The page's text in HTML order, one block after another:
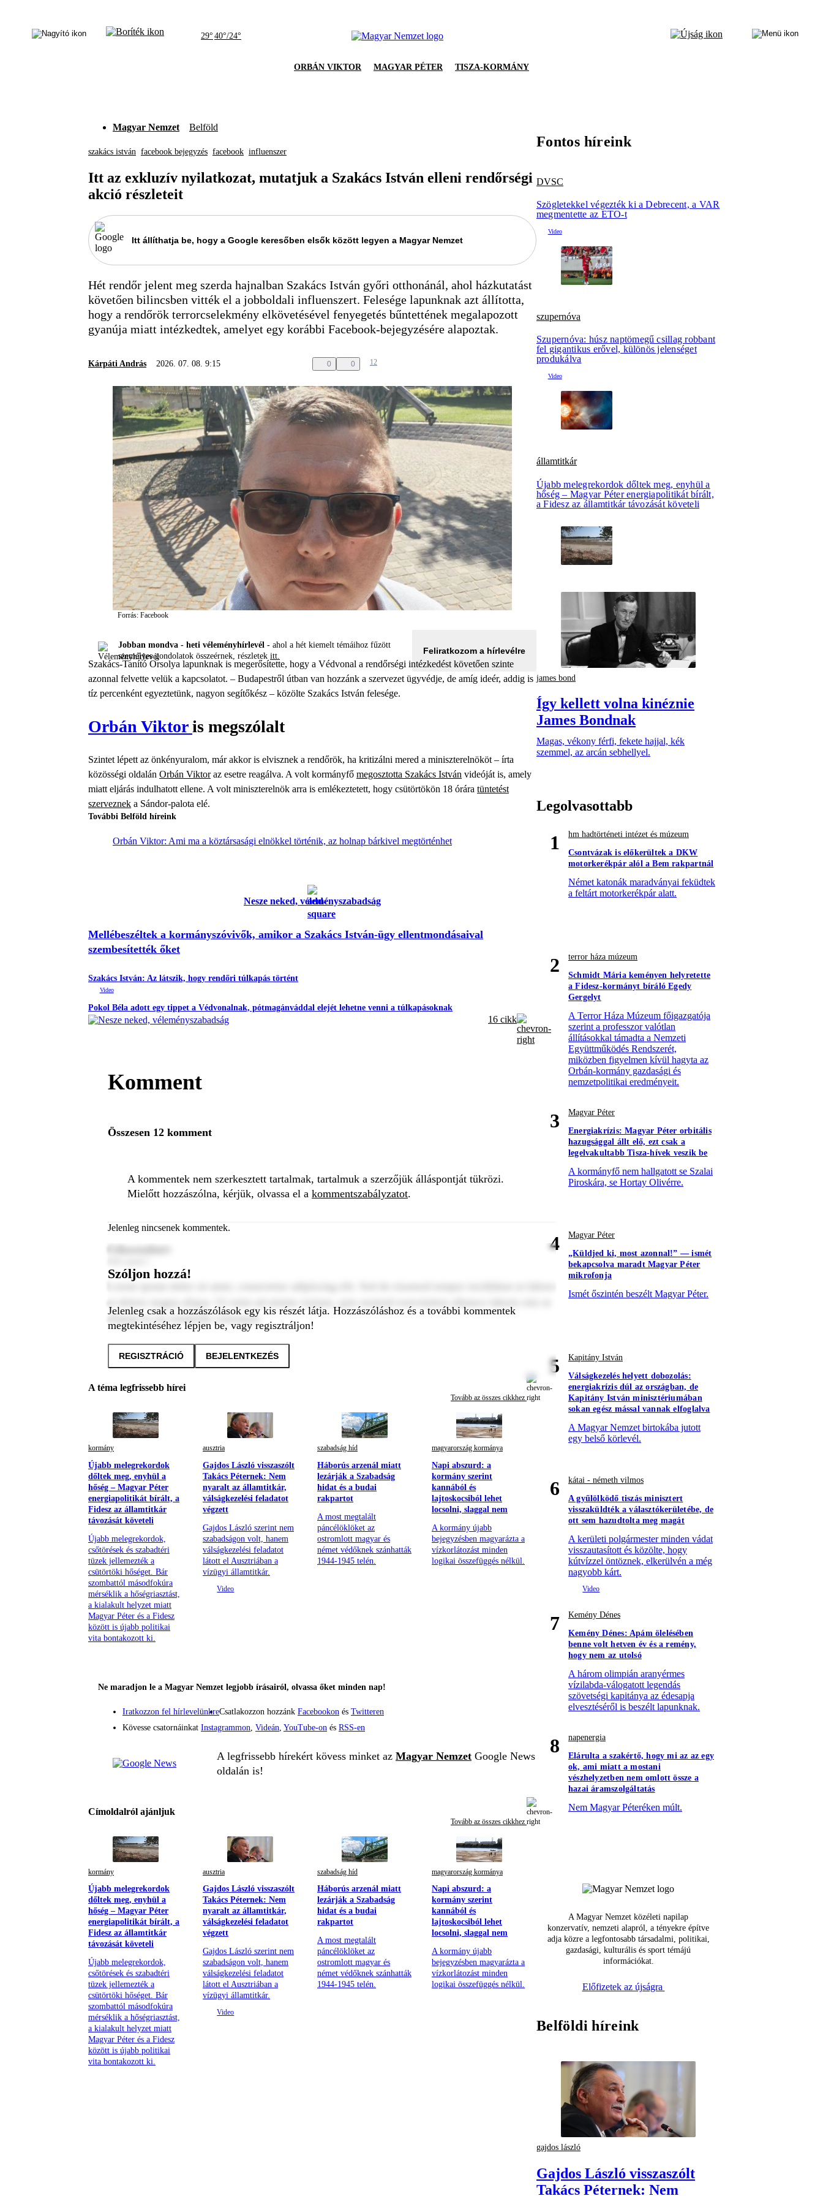
29° 40°/24°
ORBÁN VIKTOR MAGYAR PÉTER TISZA-KORMÁNY
Magyar Nemzet Belföld
szakács istván facebook bejegyzés facebook influenszer
Itt az exkluzív nyilatkozat, mutatjuk a Szakács István elleni rendőrségi
akció részleteit
Itt állíthatja be, hogy a Google keresőben elsők között legyen a Magyar Nemzet
Hét rendőr jelent meg szerda hajnalban Szakács István győri otthonánál, ahol házkutatást
követően bilincsben vitték el a jobboldali influenszert. Felesége lapunknak azt állította,
hogy a rendőrök terrorcselekmény elkövetésével fenyegetés bűntettének megalapozott
gyanúja miatt intézkedtek, amelyet egy korábbi Facebook-bejegyzésére alapoztak.
Kárpáti András 2026. 07. 08. 9:15 0 0 12
Forrás: Facebook
Jobban mondva - heti véleményhírlevél - ahol a hét kiemelt témáihoz fűzött
személyes gondolatok összeérnek, részletek itt.
Feliratkozom a hírlevélre
Szakács-Tanító Orsolya lapunknak is megerősítette, hogy a Védvonal a rendőrségi intézkedést követően szinte
azonnal felvette velük a kapcsolatot. – Budapestről útban van hozzánk a szervezet ügyvédje, de amíg ideér, addig is
tíz percenként egyeztetünk, nagyon segítőkész – közölte Szakács István felesége.
Orbán Viktoris megszólalt
Szintet lépett az önkényuralom, már akkor is elvisznek a rendőrök, ha kritizálni mered a miniszterelnököt – írta
közösségi oldalán Orbán Viktoraz esetre reagálva. A volt kormányfő megosztotta Szakács István videóját is, amely
miatt eljárás indulhatott ellene. A volt miniszterelnök arra is emlékeztetett, hogy csütörtökön 18 órára tüntetést
szerveznek a Sándor-palota elé.
További Belföld híreink
Orbán Viktor: Ami ma a köztársasági elnökkel történik, az holnap bárkivel megtörténhet
Nesze neked, véleményszabadság
Mellébeszéltek a kormányszóvivők, amikor a Szakács István-ügy ellentmondásaival
szembesítették őket
Szakács István: Az látszik, hogy rendőri túlkapás történt
Pokol Béla adott egy tippet a Védvonalnak, pótmagánváddal elejét lehetne venni a túlkapásoknak
16 cikk
Komment
Összesen 12 komment
A kommentek nem szerkesztett tartalmak, tartalmuk a szerzőjük álláspontját tükrözi.
Mielőtt hozzászólna, kérjük, olvassa el a kommentszabályzatot.
Jelenleg nincsenek kommentek.
aliquip ex ea commodo consequat.
Szóljon hozzá!
Jelenleg csak a hozzászólások egy kis részét látja. Hozzászóláshoz és a további kommentek
megtekintéséhez lépjen be, vagy regisztráljon!
REGISZTRÁCIÓ BEJELENTKEZÉS
A téma legfrissebb hírei
Tovább az összes cikkhez
kormány
Újabb melegrekordok
dőltek meg, enyhül a
hőség – Magyar Péter
energiapolitikát bírált, a
Fidesz az államtitkár
távozását követeli
Újabb melegrekordok,
csőtörések és szabadtéri
tüzek jellemezték a
csütörtöki hőséget. Bár
szombattól másodfokúra
mérséklik a hőségriasztást,
a kialakult helyzet miatt
Magyar Péter és a Fidesz
között is újabb politikai
vita bontakozott ki.
ausztria
Gajdos László visszaszólt
Takács Péternek: Nem
nyaralt az államtitkár,
válságkezelési feladatot
végzett
Gajdos László szerint nem
szabadságon volt, hanem
válságkezelési feladatot
látott el Ausztriában a
vízügyi államtitkár.
szabadság híd
Háborús arzenál miatt
lezárják a Szabadság
hidat és a budai
rakpartot
A most megtalált
páncélöklöket az
ostromlott magyar és
német védőknek szánhatták
1944-1945 telén.
magyarország kormánya
Napi abszurd: a
kormány szerint
kannából és
lajtoskocsiból lehet
locsolni, slaggal nem
A kormány újabb
bejegyzésben magyarázta a
vízkorlátozást minden
logikai összefüggés nélkül.
Ne maradjon le a Magyar Nemzet legjobb írásairól, olvassa őket minden nap!
Iratkozzon fel hírlevelünkreCsatlakozzon hozzánk Facebookon és Twitteren
Kövesse csatornáinkat Instagrammon Videán YouTube-on és RSS-en
A legfrissebb hírekért kövess minket az Magyar Nemzet Google News
oldalán is!
Címoldalról ajánljuk
Tovább az összes cikkhez
kormány
Újabb melegrekordok
dőltek meg, enyhül a
hőség – Magyar Péter
energiapolitikát bírált, a
Fidesz az államtitkár
távozását követeli
Újabb melegrekordok,
csőtörések és szabadtéri
tüzek jellemezték a
csütörtöki hőséget. Bár
szombattól másodfokúra
mérséklik a hőségriasztást,
a kialakult helyzet miatt
Magyar Péter és a Fidesz
között is újabb politikai
vita bontakozott ki.
ausztria
Gajdos László visszaszólt
Takács Péternek: Nem
nyaralt az államtitkár,
válságkezelési feladatot
végzett
Gajdos László szerint nem
szabadságon volt, hanem
válságkezelési feladatot
látott el Ausztriában a
vízügyi államtitkár.
szabadság híd
Háborús arzenál miatt
lezárják a Szabadság
hidat és a budai
rakpartot
A most megtalált
páncélöklöket az
ostromlott magyar és
német védőknek szánhatták
1944-1945 telén.
magyarország kormánya
Napi abszurd: a
kormány szerint
kannából és
lajtoskocsiból lehet
locsolni, slaggal nem
A kormány újabb
bejegyzésben magyarázta a
vízkorlátozást minden
logikai összefüggés nélkül.
Fontos híreink
DVSC
Szögletekkel végezték ki a Debrecent, a VAR
megmentette az ETO-t
szupernóva
Szupernóva: húsz naptömegű csillag robbant
fel gigantikus erővel, különös jelenséget
produkálva
államtitkár
Újabb melegrekordok dőltek meg, enyhül a
hőség – Magyar Péter energiapolitikát bírált,
a Fidesz az államtitkár távozását követeli
james bond
Így kellett volna kinéznie
James Bondnak
Magas, vékony férfi, fekete hajjal, kék
szemmel, az arcán sebhellyel.
Legolvasottabb
1
hm hadtörténeti intézet és múzeum
Csontvázak is előkerültek a DKW
motorkerékpár alól a Bem rakpartnál
Német katonák maradványai feküdtek
a feltárt motorkerékpár alatt.
2
terror háza múzeum
Schmidt Mária keményen helyretette
a Fidesz-kormányt bíráló Egedy
Gergelyt
A Terror Háza Múzeum főigazgatója
szerint a professzor valótlan
állításokkal támadta a Nemzeti
Együttműködés Rendszerét,
miközben figyelmen kívül hagyta az
Orbán-kormány gazdasági és
nemzetpolitikai eredményeit.
3
Magyar Péter
Energiakrízis: Magyar Péter orbitális
hazugsággal állt elő, ezt csak a
legelvakultabb Tisza-hívek veszik be
A kormányfő nem hallgatott se Szalai
Piroskára, se Hortay Olivérre.
4
Magyar Péter
„Küldjed ki, most azonnal!” — ismét
bekapcsolva maradt Magyar Péter
mikrofonja
Ismét őszintén beszélt Magyar Péter.
5
Kapitány István
Válságkezelés helyett dobozolás:
energiakrízis dúl az országban, de
Kapitány István minisztériumában
sokan egész mással vannak elfoglalva
A Magyar Nemzet birtokába jutott
egy belső körlevél.
6
kátai - németh vilmos
A gyűlölködő tiszás minisztert
visszaküldték a választókerületébe, de
ott sem hazudtolta meg magát
A kerületi polgármester minden vádat
visszautasított és közölte, hogy
kútvízzel öntöznek, elkerülvén a még
nagyobb kárt.
7
Kemény Dénes
Kemény Dénes: Apám ölelésében
benne volt hetven év és a remény,
hogy nem az utolsó
A három olimpián aranyérmes
vízilabda-válogatott legendás
szövetségi kapitánya az édesapja
elvesztéséről is beszélt lapunknak.
8
napenergia
Elárulta a szakértő, hogy mi az az egy
ok, ami miatt a mostani
vészhelyzetben nem omlott össze a
hazai áramszolgáltatás
Nem Magyar Péteréken múlt.
A Magyar Nemzet közéleti napilap
konzervatív, nemzeti alapról, a tényekre építve
adja közre a legfontosabb társadalmi, politikai,
gazdasági, kulturális és sport témájú
információkat.
Előfizetek az újságra
Belföldi híreink
gajdos lászló
Gajdos László visszaszólt
Takács Péternek: Nem